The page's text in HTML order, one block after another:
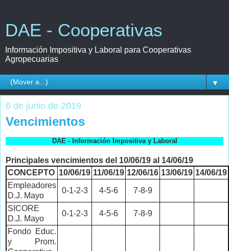
DAE - Cooperativas
Información Impositiva y Laboral para Cooperativas
Agropecuarias
▼
6 de junio de 2019
Vencimientos
DAE - Información Impositiva y Laboral
Principales vencimientos del 10/06/19 al 14/06/19
CONCEPTO 10/06/19 11/06/19 12/06/16 13/06/19 14/06/19
Empleadores
D.J. Mayo
0-1-2-3 4-5-6 7-8-9
SICORE
D.J. Mayo
0-1-2-3 4-5-6 7-8-9
Fondo Educ.
y Prom.